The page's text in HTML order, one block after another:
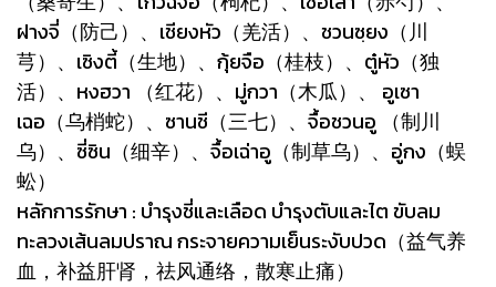
ฝางจี่（防己）、เชียงหัว（羌活）、ชวนซฺยง（川
芎）、เซิงตี้（生地）、กุ้ยจือ（桂枝）、ตู๋หัว（独
活）、หงฮวา （红花）、มู่กวา（木瓜）、 อูเซา
เฉอ（乌梢蛇）、ซานชี（三七）、จื้อชวนอู （制川
乌）、ซี่ซิน（细辛）、จื้อเฉ่าอู（制草乌）、อู่กง（蜈
蚣）
หลักการรักษา : บำรุงชี่และเลือด บำรุงตับและไต ขับลม
ทะลวงเส้นลมปราณ กระจายความเย็นระงับปวด（益气养
血，补益肝肾，祛风通络，散寒止痛）